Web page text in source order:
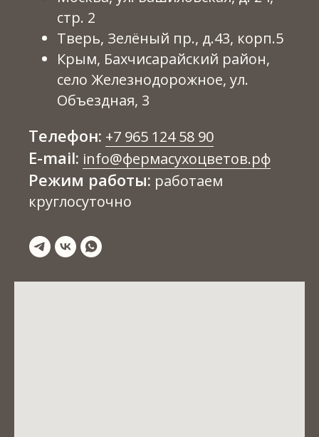
стр. 2
Тверь, Зелёный пр., д.43, корп.5
Крым, Бахчисарайский район,
село Железнодорожное, ул.
Объездная, 3
Телефон: +7 965 124 58 90
E-mail: info@фермасухоцветов.рф
Режим работы: работаем
круглосуточно
РЕКВИЗИТЫ КОМПАНИИ
Политика конфиденциальности
Согласие на обработку данных
Контакты
ИП Кривцов Николай Николаевич
ИНН: 741514112372
ОГРНИП: 322745600169690
Принимаем к оплате: